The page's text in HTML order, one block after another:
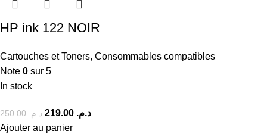
HP ink 122 NOIR
Cartouches et Toners, Consommables compatibles
Note 0 sur 5
In stock
د.م.250.00 د.م.
Ajouter au panier